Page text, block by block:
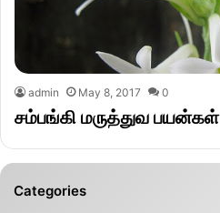
admin May 8, 2017 0
சம்பங்கி மருத்துவ பயன்கள்
Categories